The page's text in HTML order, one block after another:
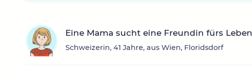
Eine Mama sucht eine Freundin fürs Leben
Schweizerin, 41 Jahre, aus Wien, Floridsdorf